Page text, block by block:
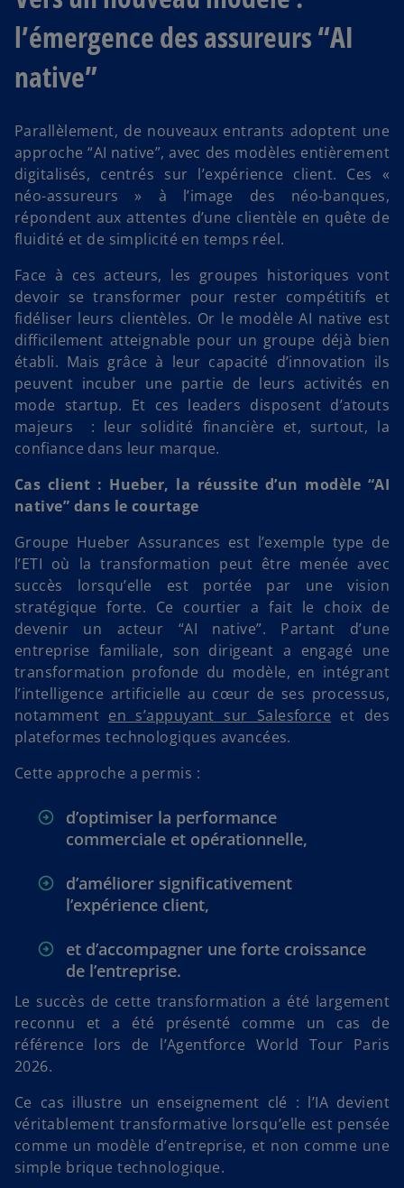
l’émergence des assureurs “AI
native”
Parallèlement, de nouveaux entrants adoptent une
approche “AI native”, avec des modèles entièrement
digitalisés, centrés sur l’expérience client. Ces «
néo-assureurs » à l’image des néo-banques,
répondent aux attentes d’une clientèle en quête de
fluidité et de simplicité en temps réel.
Face à ces acteurs, les groupes historiques vont
devoir se transformer pour rester compétitifs et
fidéliser leurs clientèles. Or le modèle AI native est
difficilement atteignable pour un groupe déjà bien
établi. Mais grâce à leur capacité d’innovation ils
peuvent incuber une partie de leurs activités en
mode startup. Et ces leaders disposent d’atouts
majeurs : leur solidité financière et, surtout, la
confiance dans leur marque.
Cas client : Hueber, la réussite d’un modèle “AI
native” dans le courtage
Groupe Hueber Assurances est l’exemple type de
l’ETI où la transformation peut être menée avec
succès lorsqu’elle est portée par une vision
stratégique forte. Ce courtier a fait le choix de
devenir un acteur “AI native”. Partant d’une
entreprise familiale, son dirigeant a engagé une
transformation profonde du modèle, en intégrant
l’intelligence artificielle au cœur de ses processus,
notamment en s’appuyant sur Salesforce et des
plateformes technologiques avancées.
Cette approche a permis :
d’optimiser la performance
commerciale et opérationnelle,
d’améliorer significativement
l’expérience client,
et d’accompagner une forte croissance
de l’entreprise.
Le succès de cette transformation a été largement
reconnu et a été présenté comme un cas de
référence lors de l’Agentforce World Tour Paris
2026.
Ce cas illustre un enseignement clé : l’IA devient
véritablement transformative lorsqu’elle est pensée
comme un modèle d’entreprise, et non comme une
simple brique technologique.